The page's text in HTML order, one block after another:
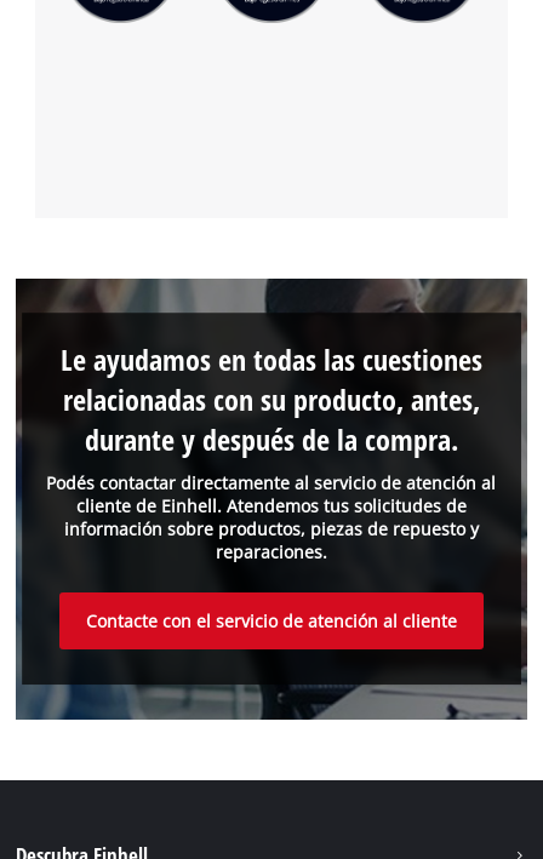
Podés contactar directamente al servicio de atención al
cliente de Einhell. Atendemos tus solicitudes de
información sobre productos, piezas de repuesto y
reparaciones.
Le ayudamos en todas las cuestiones
relacionadas con su producto, antes,
durante y después de la compra.
Contacte con el servicio de atención al cliente